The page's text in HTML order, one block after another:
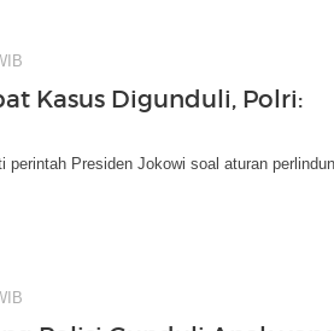
Kasus Digunduli, Polri:
Presiden Jokowi soal aturan